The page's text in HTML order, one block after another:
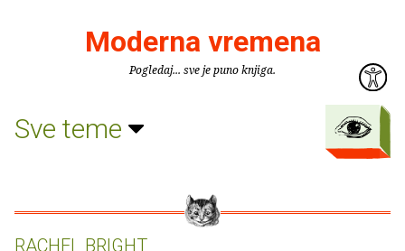
Moderna vremena
Pogledaj... sve je puno knjiga.
Sve teme
RACHEL BRIGHT